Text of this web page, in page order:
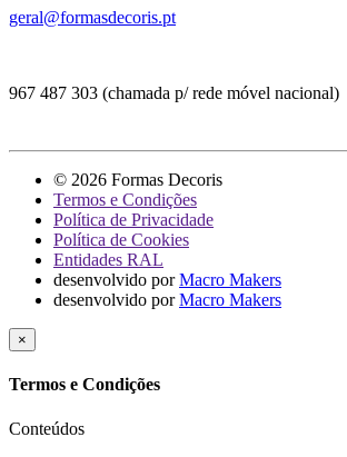
geral@formasdecoris.pt
967 487 303 (chamada p/ rede móvel nacional)
© 2026 Formas Decoris
Termos e Condições
Política de Privacidade
Política de Cookies
Entidades RAL
desenvolvido porMacro Makers
desenvolvido porMacro Makers
×
Termos e Condições
Conteúdos